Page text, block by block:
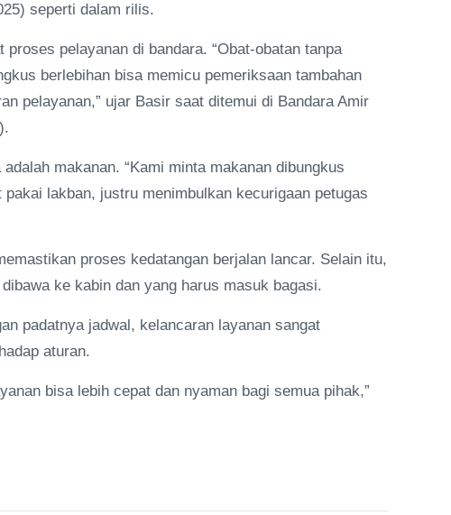
seperti dalam rilis.
pelayanan di bandara. “Obat-obatan tanpa
berlebihan bisa memicu pemeriksaan tambahan
pelayanan,” ujar Basir saat ditemui di Bandara Amir
makanan. “Kami minta makanan dibungkus
lakban, justru menimbulkan kecurigaan petugas
proses kedatangan berjalan lancar. Selain itu,
ke kabin dan yang harus masuk bagasi.
padatnya jadwal, kelancaran layanan sangat
aturan.
bisa lebih cepat dan nyaman bagi semua pihak,”